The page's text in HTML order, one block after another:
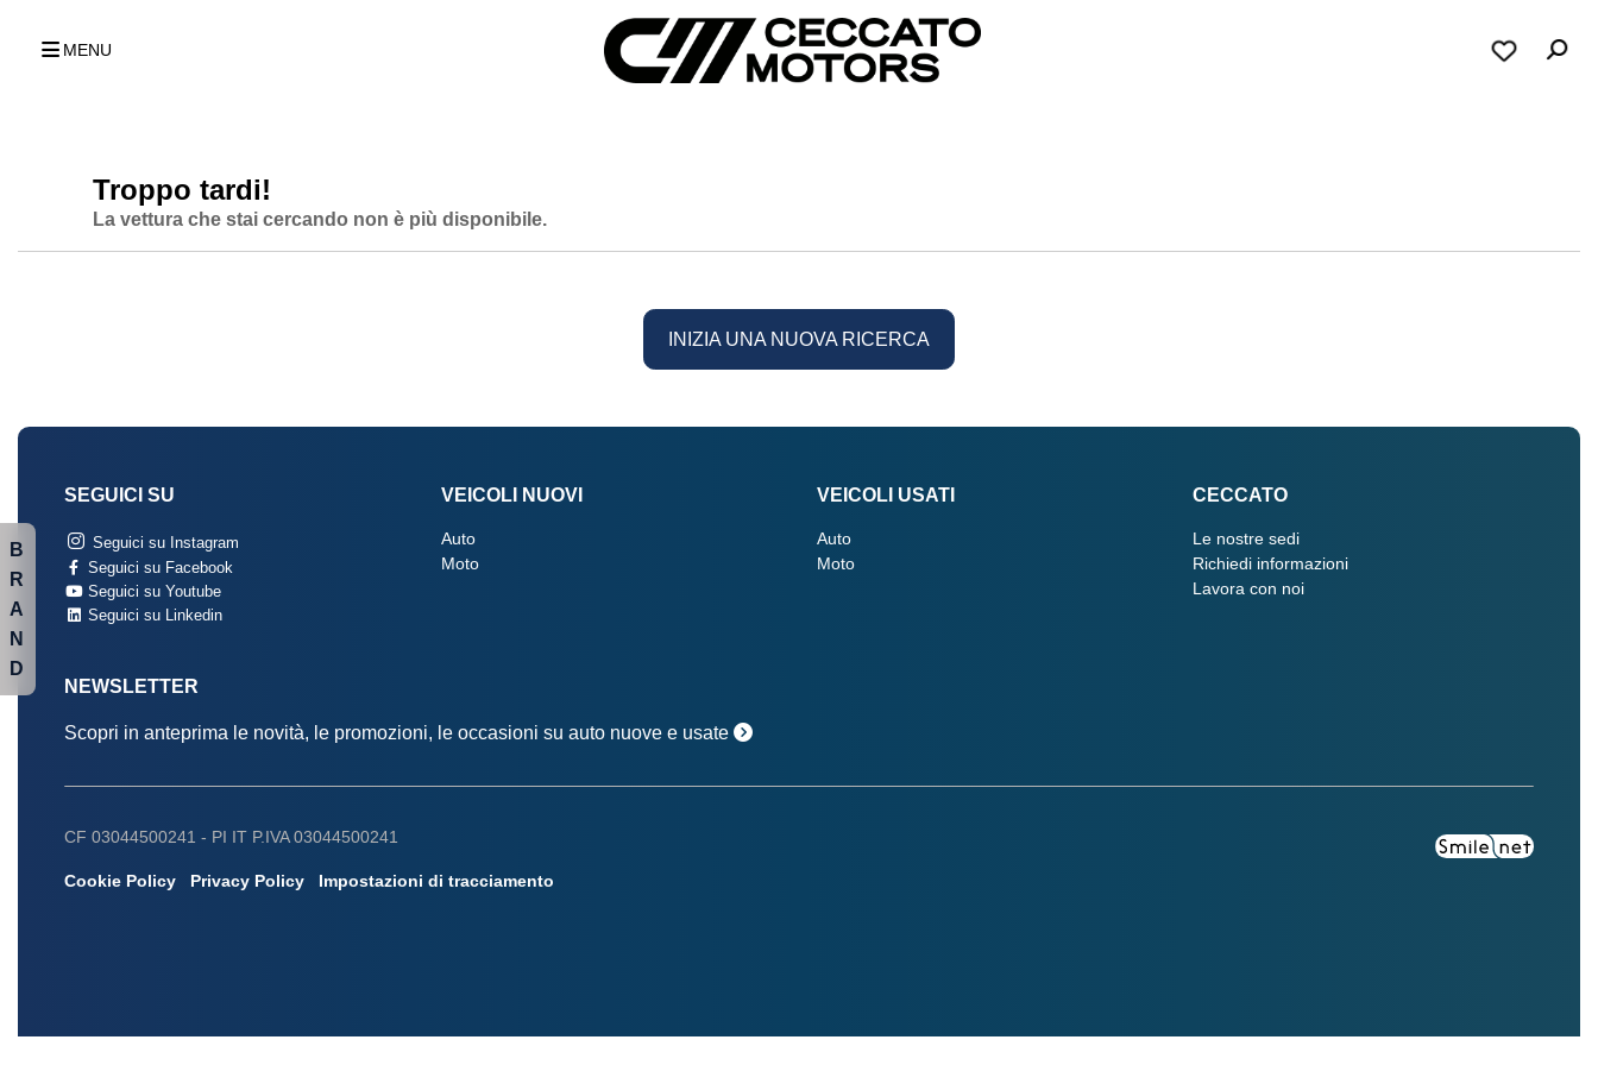
MENU
Troppo tardi!
La vettura che stai cercando non è più disponibile.
INIZIA UNA NUOVA RICERCA
SEGUICI SU
Seguici su Instagram
Seguici su Facebook
Seguici su Youtube
Seguici su Linkedin
VEICOLI NUOVI
Auto
Moto
VEICOLI USATI
Auto
Moto
CECCATO
Le nostre sedi
Richiedi informazioni
Lavora con noi
NEWSLETTER
Scopri in anteprima le novità, le promozioni, le occasioni su auto nuove e usate
CF 03044500241 - PI IT P.IVA 03044500241
Cookie Policy Privacy Policy Impostazioni di tracciamento
B
R
A
N
D